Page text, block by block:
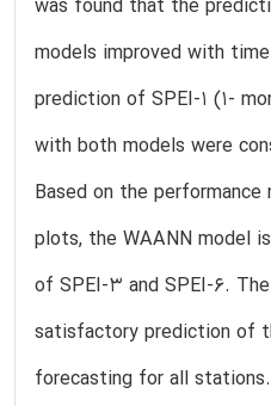
was found that the
models improved with
prediction of SPEI-1 (1-
with both models were
Based on the performance
plots, the WAANN model
of SPEI-3 and SPEI-6.
satisfactory prediction of
forecasting for all